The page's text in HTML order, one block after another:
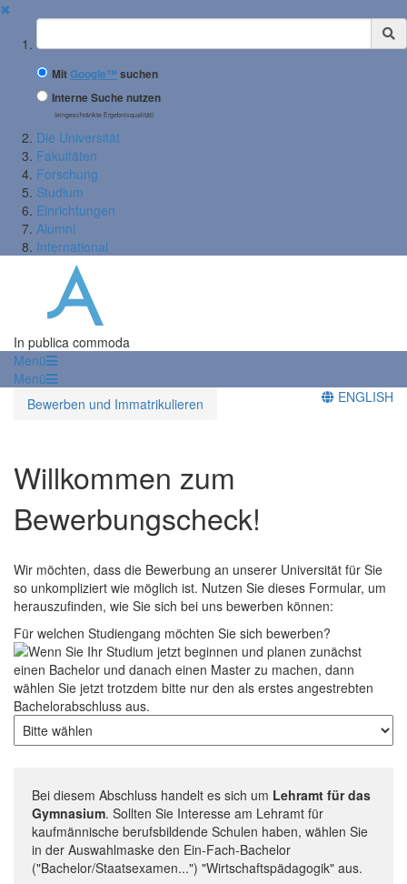
✖
Suchbegriff
MitGoogle™ suchen
Interne Suche nutzen
(eingeschränkte Ergebnisqualität)
Die Universität
Fakultäten
Forschung
Studium
Einrichtungen
Alumni
International
In publica commoda
Menü
Menü
Bewerben und Immatrikulieren
ENGLISH
Willkommen zum
Bewerbungscheck!
Wir möchten, dass die Bewerbung an unserer Universität für Sie
so unkompliziert wie möglich ist. Nutzen Sie dieses Formular, um
herauszufinden, wie Sie sich bei uns bewerben können:
Für welchen Studiengang möchten Sie sich bewerben?
Bei diesem Abschluss handelt es sich um Lehramt für das
Gymnasium. Sollten Sie Interesse am Lehramt für
kaufmännische berufsbildende Schulen haben, wählen Sie
in der Auswahlmaske den Ein-Fach-Bachelor
("Bachelor/Staatsexamen...") "Wirtschaftspädagogik" aus.